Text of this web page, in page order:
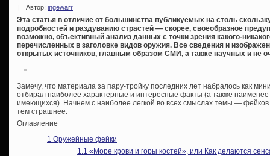
| Автор: ingewarr
Эта статья в отличие от большинства публикуемых на столь
подробностей и раздуванию страстей — скорее, своеобразное
возможно, объективный анализ данных с точки зрения какого-
перечисленных в заголовке видов оружия. Все сведения и
открытых источников, главным образом СМИ, а также научных и не
Замечу, что материала за пару-тройку последних лет набралось как
отбирал наиболее характерные и интересные факты (а также
имеющихся). Начнем с наиболее легкой во всех смыслах темы —
тем страшнее.
Оглавление
1 Оружейные фейки
1.1 «Море крови и горы костей», или Как делаются